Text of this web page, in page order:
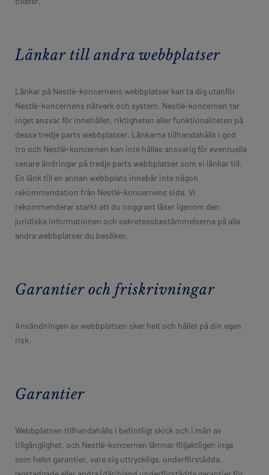
Länkar till andra webbplatser
Länkar på Nestlé-koncernens webbplatser kan ta dig utanför
Nestlé-koncernens nätverk och system. Nestlé-koncernen tar
inget ansvar för innehållet, riktigheten eller funktionaliteten på
dessa tredje parts webbplatser. Länkarna tillhandahålls i god
tro och Nestlé-koncernen kan inte hållas ansvarig för eventuella
senare ändringar på tredje parts webbplatser som vi länkar till.
En länk till en annan webbplats innebär inte någon
rekommendation från Nestlé-koncernens sida. Vi
rekommenderar starkt att du noggrant läser igenom den
juridiska informationen och sekretessbestämmelserna på alla
andra webbplatser du besöker.
Garantier och friskrivningar
Användningen av webbplatsen sker helt och hållet på din egen
risk.
Garantier
Webbplatsen tillhandahålls i befintligt skick och i mån av
tillgänglighet, och Nestlé-koncernen lämnar följaktligen inga
som helst garantier, vare sig uttryckliga, underförstådda,